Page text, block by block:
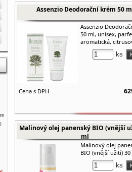
Assenzio Deodorační krém 50
Assenzio
50 ml, unisex,
aromatická,
ks
Cena s DPH
Malinový olej panenský BIO (vnější
ml
Malinový olej
BIO (vnější užití)
ks